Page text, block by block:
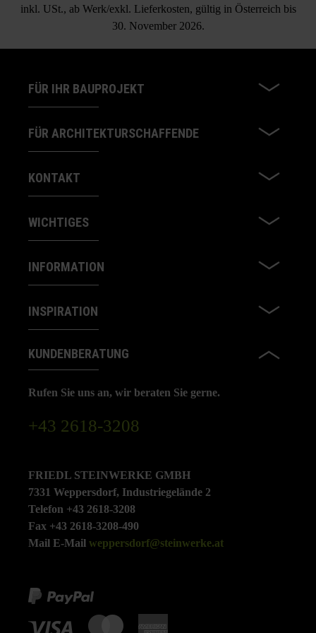
inkl. USt., ab Werk/exkl. Lieferkosten, gültig in Österreich bis
30. November 2026.
FÜR IHR BAUPROJEKT
FÜR ARCHITEKTURSCHAFFENDE
KONTAKT
WICHTIGES
INFORMATION
INSPIRATION
KUNDENBERATUNG
Rufen Sie uns an, wir beraten Sie gerne.
+43 2618-3208
FRIEDL STEINWERKE GMBH
7331 Weppersdorf, Industriegelände 2
Telefon +43 2618-3208
Fax +43 2618-3208-490
Mail E-Mail weppersdorf@steinwerke.at